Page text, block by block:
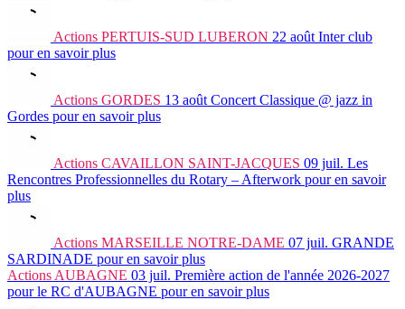
Actions PERTUIS-SUD LUBERON 22 août Inter club
pour en savoir plus
Actions GORDES 13 août Concert Classique @ jazz in
Gordes pour en savoir plus
Actions CAVAILLON SAINT-JACQUES 09 juil. Les
Rencontres Professionnelles du Rotary – Afterwork pour en savoir
plus
Actions MARSEILLE NOTRE-DAME 07 juil. GRANDE
SARDINADE pour en savoir plus
Actions AUBAGNE 03 juil. Première action de l'année 2026-2027
pour le RC d'AUBAGNE pour en savoir plus